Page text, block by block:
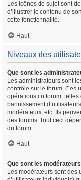
Les icônes de sujet sont
d’illustrer le contenu de
cette fonctionnalité.
Haut
Niveaux des
Que sont les
Les administrateurs sont
contrôle sur le forum. Ces
opérations du forum, telles
bannissement
modérateurs, etc. Ils
des forums. Tout ceci
du forum.
Haut
Que sont les
Les modérateurs sont des